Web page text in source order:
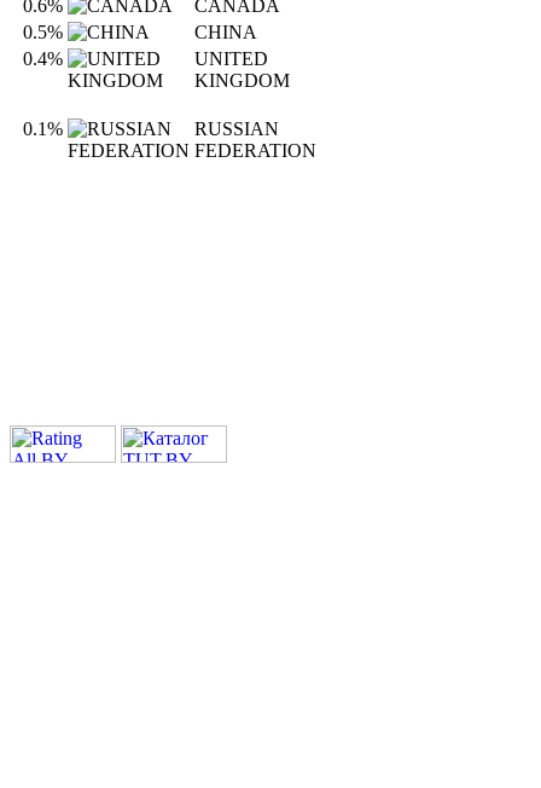
0.6%
CANADA
0.5%
CHINA
0.4%
UNITED
KINGDOM
0.1%
RUSSIAN
FEDERATION